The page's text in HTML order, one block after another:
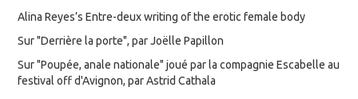
Alina Reyes’s Entre-deux writing of the erotic female body
Sur "Derrière la porte", par Joëlle Papillon
Sur "Poupée, anale nationale" joué par la compagnie Escabelle au
festival off d'Avignon, par Astrid Cathala